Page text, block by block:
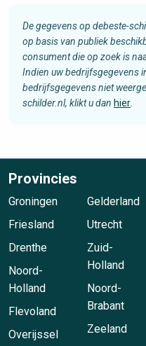
De gegevens op debeste-
op basis van publiek
consument die op zoek is
Indien uw bedrijfsgegevens
bedrijfsgegevens niet
schilder.nl, klikt u dan hier
Provincies
Groningen
Friesland
Drenthe
Noord-
Holland
Flevoland
Overijssel
Gelderland
Utrecht
Zuid-
Holland
Noord-
Brabant
Zeeland